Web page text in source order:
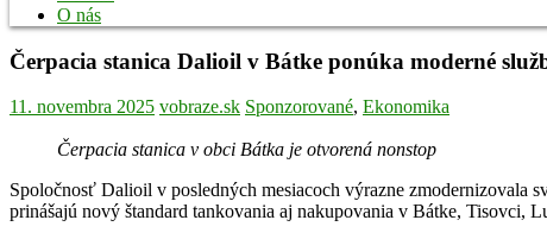
O nás
Čerpacia stanica Dalioil v Bátke ponúka moderné
11. novembra 2025 vobraze.sk Sponzorované, Ekonomika
Čerpacia stanica v obci Bátka je otvorená nonstop
Spoločnosť Dalioil v posledných mesiacoch výrazne zmodernizovala
prinášajú nový štandard tankovania aj nakupovania v Bátke, Tisovci,